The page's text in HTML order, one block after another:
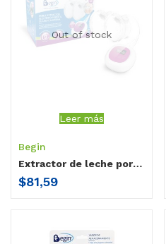
Out of stock
Leer más
Begin
Extractor de leche portátil 2.0
$81,59